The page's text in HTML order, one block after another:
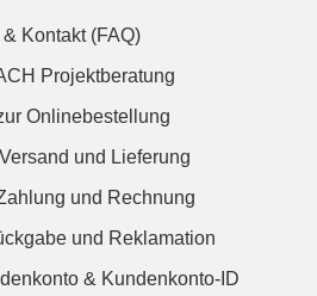
& Kontakt (FAQ)
Projektberatung
Onlinebestellung
und Lieferung
und Rechnung
und Reklamation
& Kundenkonto-ID